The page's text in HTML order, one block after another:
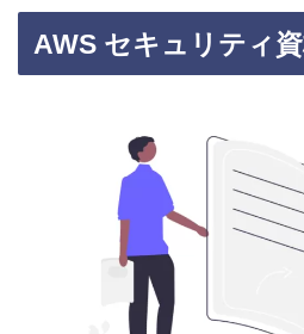
AWS セキュリティ